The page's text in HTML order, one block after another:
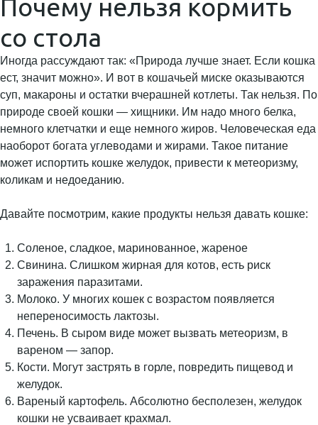
Почему нельзя кормить
со стола
Иногда рассуждают так: «Природа лучше знает. Если кошка
ест, значит можно». И вот в кошачьей миске оказываются
суп, макароны и остатки вчерашней котлеты. Так нельзя. По
природе своей кошки — хищники. Им надо много белка,
немного клетчатки и еще немного жиров. Человеческая еда
наоборот богата углеводами и жирами. Такое питание
может испортить кошке желудок, привести к метеоризму,
коликам и недоеданию.
Давайте посмотрим, какие продукты нельзя давать кошке:
Соленое, сладкое, маринованное, жареное
Свинина. Слишком жирная для котов, есть риск
заражения паразитами.
Молоко. У многих кошек с возрастом появляется
непереносимость лактозы.
Печень. В сыром виде может вызвать метеоризм, в
вареном — запор.
Кости. Могут застрять в горле, повредить пищевод и
желудок.
Вареный картофель. Абсолютно бесполезен, желудок
кошки не усваивает крахмал.